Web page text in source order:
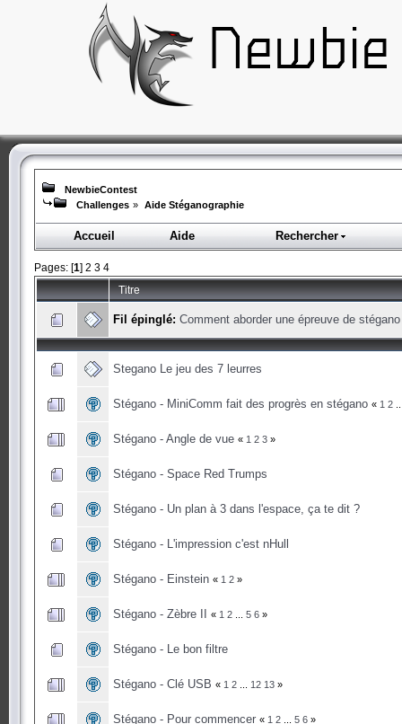
NewbieContest
Challenges » Aide Stéganographie
Accueil Aide Rechercher
Pages: [1] 2 3 4
Titre
Fil épinglé: Comment aborder une épreuve de stégano
Stegano Le jeu des 7 leurres
Stégano - MiniComm fait des progrès en stégano « 1 2
Stégano - Angle de vue « 1 2 3 »
Stégano - Space Red Trumps
Stégano - Un plan à 3 dans l'espace, ça te dit ?
Stégano - L'impression c'est nHull
Stégano - Einstein « 1 2 »
Stégano - Zèbre II « 1 2 5 6 »
Stégano - Le bon filtre
Stégano - Clé USB « 1 2 12 13 »
Stégano - Pour commencer « 1 2 5 6 »